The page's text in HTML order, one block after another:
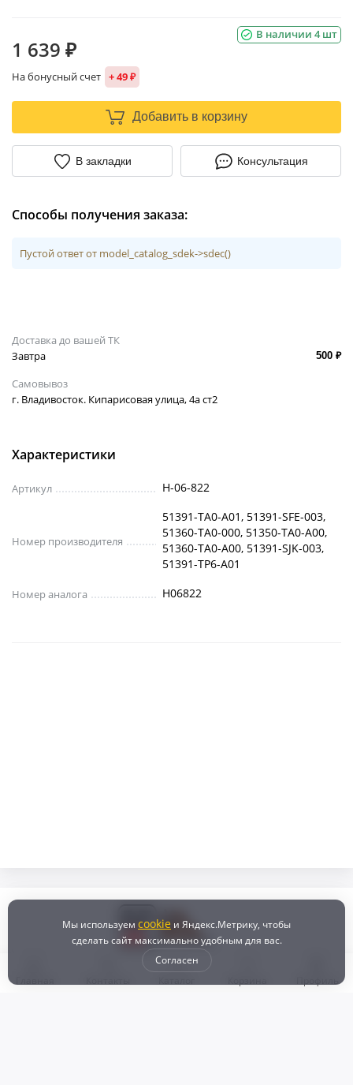
В наличии 4 шт
1 639 ₽
На бонусный счет + 49 ₽
Добавить в корзину
В закладки Консультация
Способы получения заказа:
Пустой ответ от model_catalog_sdek->sdec()
Доставка до вашей ТК
Завтра
500 ₽
Самовывоз
г. Владивосток. Кипарисовая улица, 4а ст2
Характеристики
Артикул H-06-822
Номер производителя
51391-TA0-A01, 51391-SFE-003,
51360-TA0-000, 51350-TA0-A00,
51360-TA0-A00, 51391-SJK-003,
51391-TP6-A01
Номер аналога H06822
Мы используем cookie и Яндекс.Метрику, чтобы
сделать сайт максимально удобным для вас.
Согласен